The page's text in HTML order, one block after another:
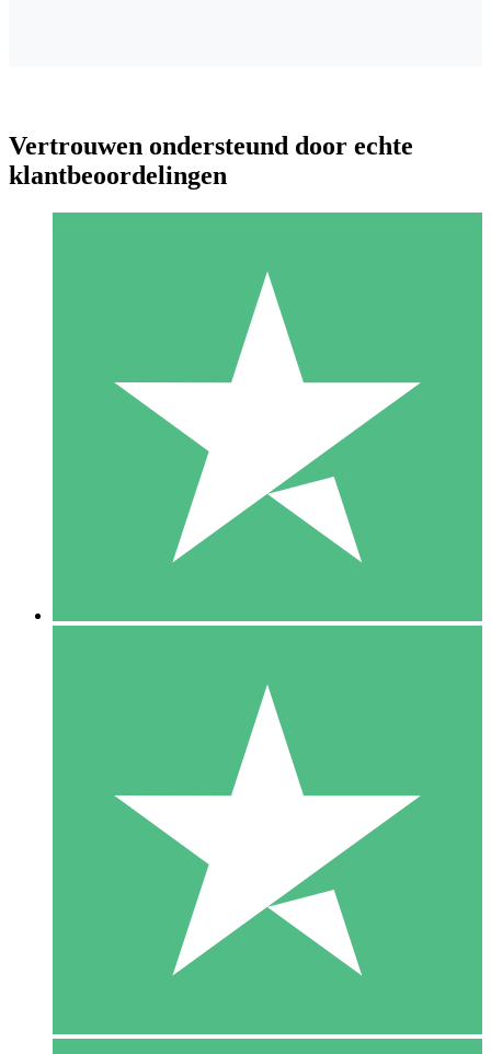
Individuele Creditpakketten
Betaal per gebruik met downloadtegoeden. Geen maandelijkse
1000
10 Downloaden
20 00
Vertrouwen ondersteund door echte
klantbeoordelingen